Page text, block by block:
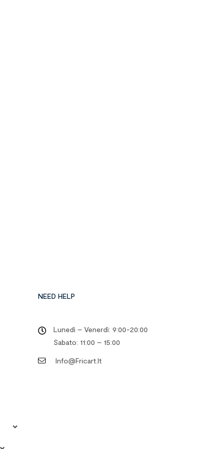
NEED HELP
Lunedì – Venerdì: 9:00-20:00
Sabato: 11:00 – 15:00
Info@fricart.it